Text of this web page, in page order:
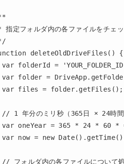
指定フォルダ内の各ファイルをチェ
deleteOldDriveFiles() {
var folderId =
var folder =
var files = folder.getFiles();
1 年分のミリ秒（365日 × 24時
var oneYear = 365 * 24 * 60 *
var now = new
フォルダ内の各ファイルについて